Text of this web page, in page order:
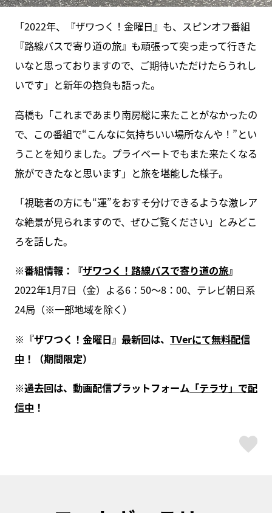
「2022年、『ザワつく！金曜日』も、スピンオフ番組
『路線バスで寄り道の旅』も頑張って突っ走って行きた
いなと思っておりますので、ご期待いただけたらうれし
いです」と新年の抱負も語った。
高橋も「これまであまり南房総に来たことがなかったの
で、この番組で“こんなに気持ちいい場所なんや！”とい
うことを知りました。プライベートでもまた来たくなる
旅ができたなと思います」と旅を堪能した様子。
「視聴者の方にも“運”をおすそ分けできるような激レア
な絶景が見られますので、ぜひご覧ください」とみどこ
ろを話した。
※番組情報：『ザワつく！路線バスで寄り道の旅』
2022年1月7日（金）よる6：50～8：00、テレビ朝日系
24局（※一部地域を除く）
※『ザワつく！金曜日』最新回は、 TVerにて無料配信
中 ！（期間限定）
※過去回は、動画配信プラットフォーム「テラサ」で配
信中 ！